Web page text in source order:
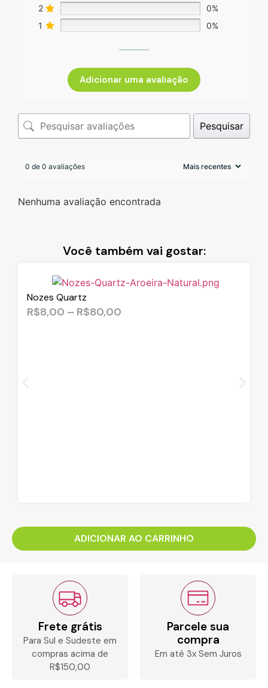
2
0%
1
0%
Adicionar uma avaliação
Pesquisar
0 de 0 avaliações
Nenhuma avaliação encontrada
Você também vai gostar:
Nozes Quartz
R$8,00 – R$80,00
ADICIONAR AO CARRINHO
Frete grátis
Para Sul e Sudeste em
compras acima de
R$150,00
Parcele sua
compra
Em até 3x Sem Juros